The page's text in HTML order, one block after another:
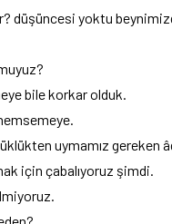
düşüncesi yoktu
bile korkar olduk.
uymamız gereken
için çabalıyoruz şimdi.